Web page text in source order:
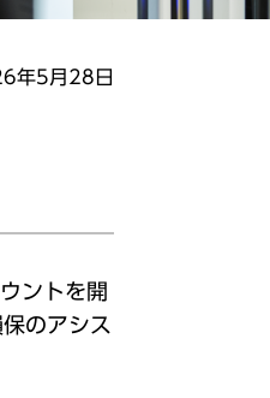
年5月28日
ントを開
のアシス